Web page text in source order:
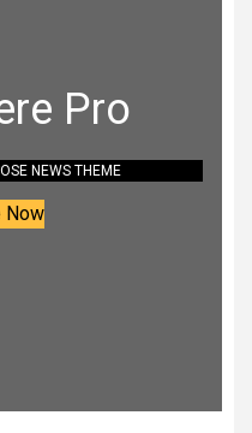
Pro
NEWS THEME
Now